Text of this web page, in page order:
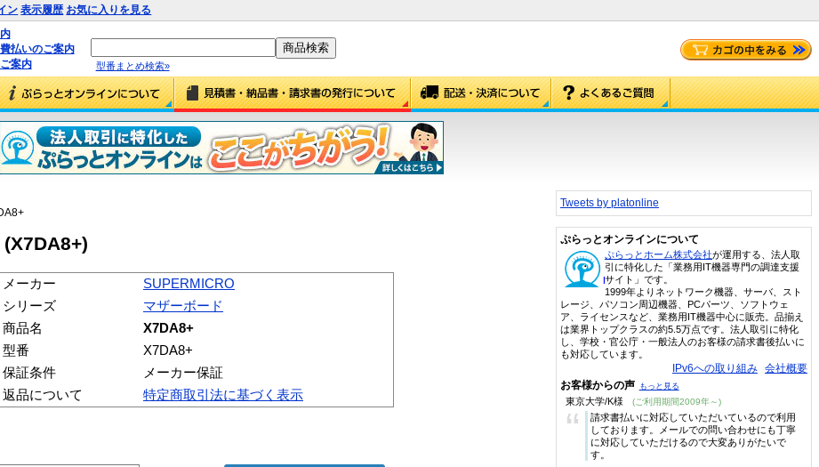
ン 表示履歴 お気に入りを見る
払いのご案内
案内
型番まとめ検索»
メーカー
SUPERMICRO
シリーズ
マザーボード
商品名
X7DA8+
型番
X7DA8+
保証条件
メーカー保証
返品について
特定商取引法に基づく表示
Tweets by platonline
ぷらっとオンラインについて
ぷらっとホーム株式会社が運用する、法人取
引に特化した「業務用IT機器専門の調達支援
サイト」です。
1999年よりネットワーク機器、サーバ、スト
レージ、パソコン周辺機器、PCパーツ、ソフトウェ
ア、ライセンスなど、業務用IT機器中心に販売。品揃え
は業界トップクラスの約5.5万点です。法人取引に特化
し、学校・官公庁・一般法人のお客様の請求書後払いに
も対応しています。
IPv6への取り組み 会社概要
お客様からの声 もっと見る
東京大学/K様 (ご利用期間2009年～)
“
請求書払いに対応していただいているので利用
しております。メールでの問い合わせにも丁寧
に対応していただけるので大変ありがたいで
す。